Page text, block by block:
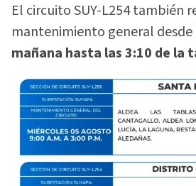
El circuito SUY-L254 también
mantenimiento general desde
mañana hasta las 3:10 de la